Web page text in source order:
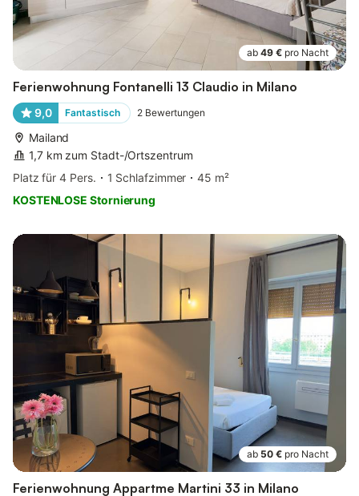
ab 49 € pro Nacht
Ferienwohnung Fontanelli 13 Claudio in Milano
9,0 Fantastisch 2 Bewertungen
Mailand
1,7 km zum Stadt-/Ortszentrum
Platz für 4 Pers.
1 Schlafzimmer
45 m²
KOSTENLOSE Stornierung
ab 50 € pro Nacht
Ferienwohnung Appartme Martini 33 in Milano